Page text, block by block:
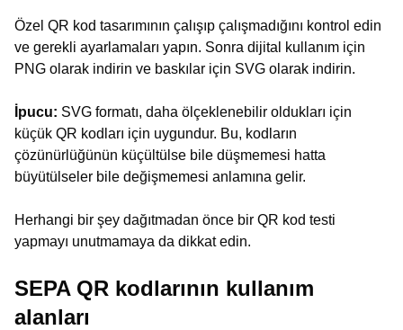
Özel QR kod tasarımının çalışıp çalışmadığını kontrol edin
ve gerekli ayarlamaları yapın. Sonra dijital kullanım için
PNG olarak indirin ve baskılar için SVG olarak indirin.
İpucu: SVG formatı, daha ölçeklenebilir oldukları için
küçük QR kodları için uygundur. Bu, kodların
çözünürlüğünün küçültülse bile düşmemesi hatta
büyütülseler bile değişmemesi anlamına gelir.
Herhangi bir şey dağıtmadan önce bir QR kod testi
yapmayı unutmamaya da dikkat edin.
SEPA QR kodlarının kullanım
alanları